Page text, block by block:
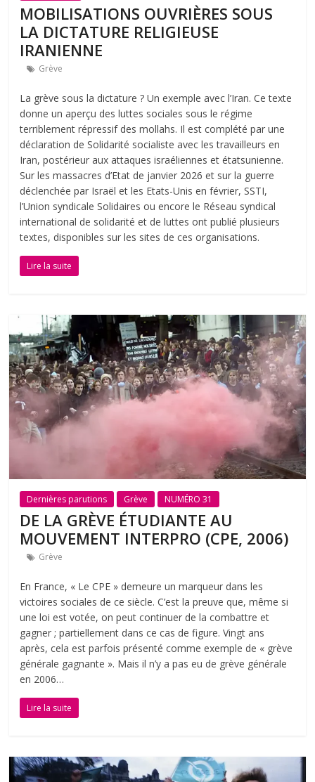
MOBILISATIONS OUVRIÈRES SOUS
LA DICTATURE RELIGIEUSE
IRANIENNE
Grève
La grève sous la dictature ? Un exemple avec l’Iran. Ce texte
donne un aperçu des luttes sociales sous le régime
terriblement répressif des mollahs. Il est complété par une
déclaration de Solidarité socialiste avec les travailleurs en
Iran, postérieur aux attaques israéliennes et étatsunienne.
Sur les massacres d’Etat de janvier 2026 et sur la guerre
déclenchée par Israël et les Etats-Unis en février, SSTI,
l’Union syndicale Solidaires ou encore le Réseau syndical
international de solidarité et de luttes ont publié plusieurs
textes, disponibles sur les sites de ces organisations.
Lire la suite
Dernières parutions Grève NUMÉRO 31
DE LA GRÈVE ÉTUDIANTE AU
MOUVEMENT INTERPRO (CPE, 2006)
Grève
En France, « Le CPE » demeure un marqueur dans les
victoires sociales de ce siècle. C’est la preuve que, même si
une loi est votée, on peut continuer de la combattre et
gagner ; partiellement dans ce cas de figure. Vingt ans
après, cela est parfois présenté comme exemple de « grève
générale gagnante ». Mais il n’y a pas eu de grève générale
en 2006…
Lire la suite